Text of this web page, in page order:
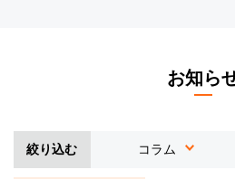
お知ら
絞り込む コラム